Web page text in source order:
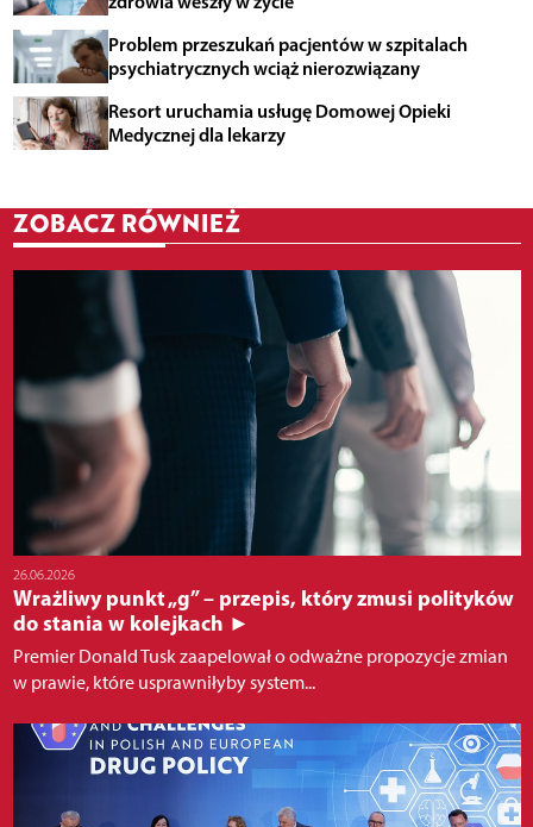
Problem przeszukań pacjentów w szpitalach
psychiatrycznych wciąż nierozwiązany
Resort uruchamia usługę Domowej Opieki
Medycznej dla lekarzy
ZOBACZ RÓWNIEŻ
26.06.2026
Wrażliwy punkt „g” – przepis, który zmusi polityków
do stania w kolejkach ►
Premier Donald Tusk zaapelował o odważne propozycje zmian
w prawie, które usprawniłyby system...